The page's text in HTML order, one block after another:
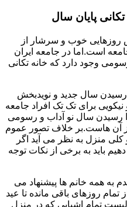
پایان سال
روزهایی خوب و سرشار از
است.اما در جامعه ایران
وجود دارد که خانه تکانی
سال جدید و نویدبخش
برای تک تک افراد جامعه
رسیدن سال نو آداب و رسومی
آن هاست.بر خلاف تصور عموم
منزل به نظر می آید اگر
باید به برخی از نکات توجه
به همه خانم ها پیشنهاد می
روزهای باقی مانده تا عید
لیست تمام اشیایی که در منزل